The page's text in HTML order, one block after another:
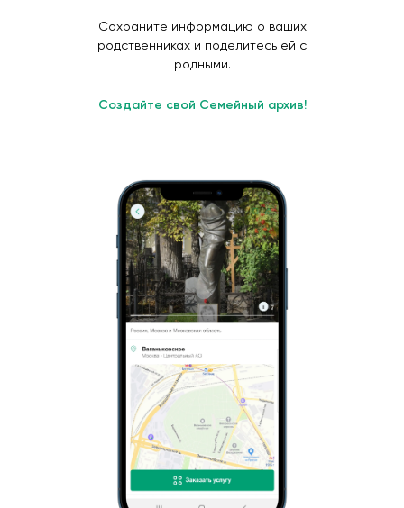
Сохраните информацию о ваших
родственниках и поделитесь ей с
родными.
Создайте свой Семейный архив!